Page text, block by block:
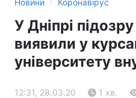
Новини Коронавірус
У Дніпрі
виявили у
університету
12:31, 28.03.20 1 хв.